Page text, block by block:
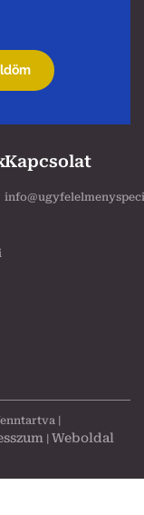
Kapcsolat
|
| Weboldal